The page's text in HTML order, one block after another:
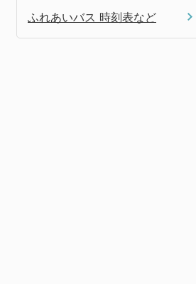
ふれあいバス 時刻表など